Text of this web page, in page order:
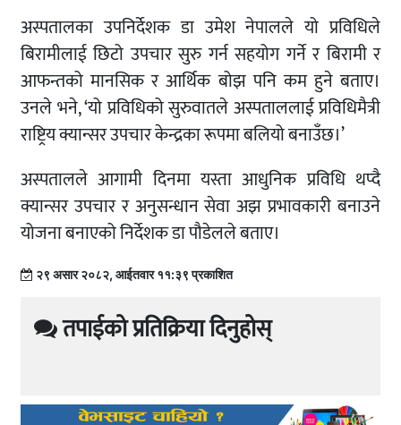
अस्पतालका उपनिर्देशक डा उमेश नेपालले यो प्रविधिले
बिरामीलाई छिटो उपचार सुरु गर्न सहयोग गर्ने र बिरामी र
आफन्तको मानसिक र आर्थिक बोझ पनि कम हुने बताए।
उनले भने, ‘यो प्रविधिको सुरुवातले अस्पताललाई प्रविधिमैत्री
राष्ट्रिय क्यान्सर उपचार केन्द्रका रूपमा बलियो बनाउँछ।’
अस्पतालले आगामी दिनमा यस्ता आधुनिक प्रविधि थप्दै
क्यान्सर उपचार र अनुसन्धान सेवा अझ प्रभावकारी बनाउने
योजना बनाएको निर्देशक डा पौडेलले बताए।
२९ असार २०८२, आईतवार ११:३९ प्रकाशित
तपाईको प्रतिक्रिया दिनुहोस्